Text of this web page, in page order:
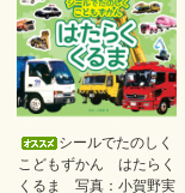
シールでたのしく
こどもずかん はたらく
くるま 写真：小賀野実